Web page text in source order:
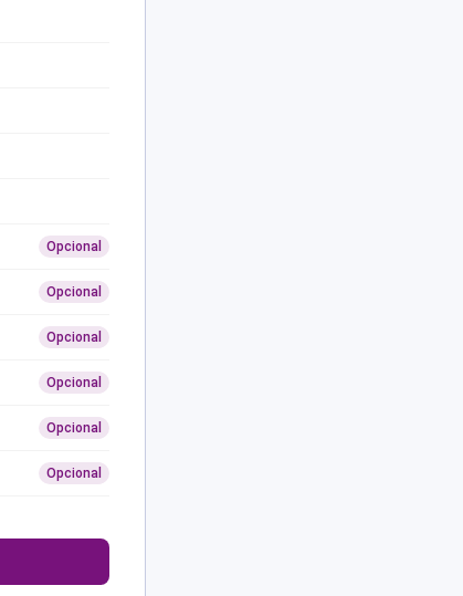
Opcional
Opcional
Opcional
Opcional
Opcional
Opcional